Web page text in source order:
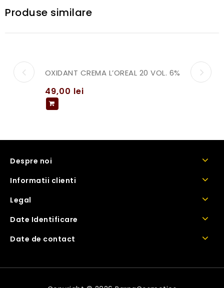
Produse similare
OXIDANT CREMA L’OREAL 20 VOL. 6%
49,00 lei
Despre noi
Informatii clienti
Legal
Date Identificare
Date de contact